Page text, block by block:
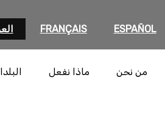
ESPAÑOL
FRANÇAIS
من نحن ماذا نفعل